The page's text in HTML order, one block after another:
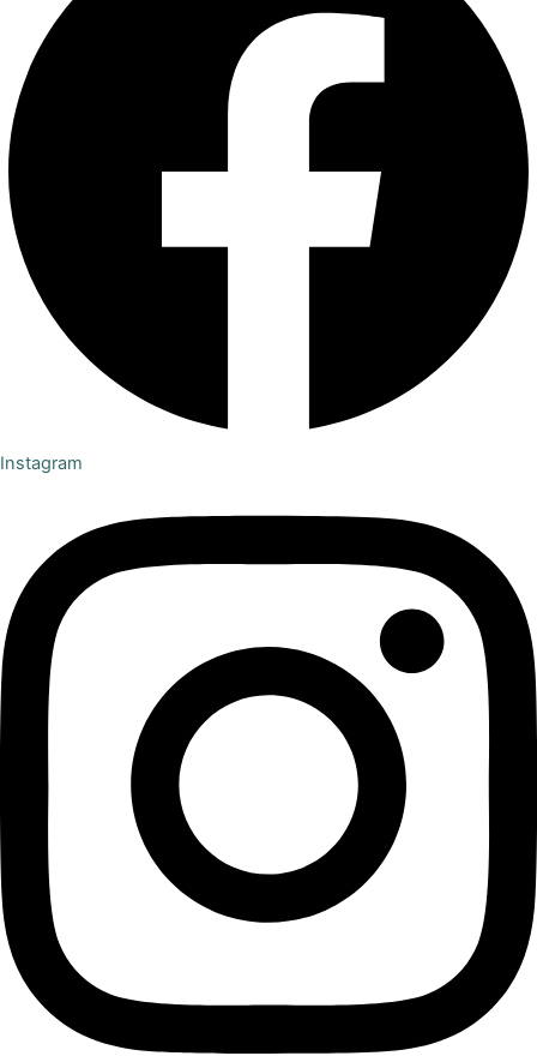
Instagram